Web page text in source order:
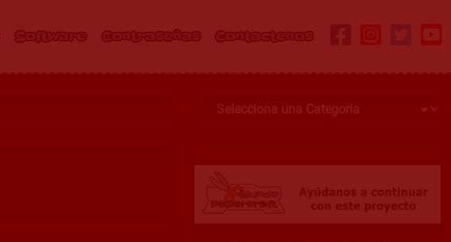
Software Contraseñas Contactenos